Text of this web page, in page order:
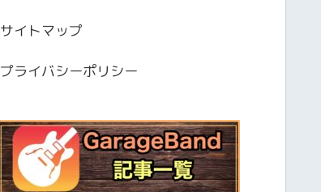
サイトマップ
プライバシーポリシー